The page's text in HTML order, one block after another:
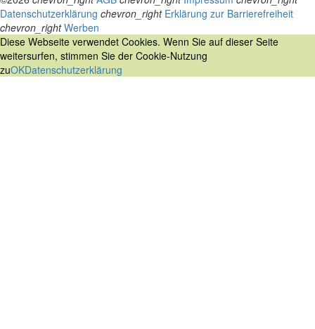
Datenschutzerklärung chevron_right Erklärung zur Barrierefreiheit
chevron_right Werben
Diese Webseite verwendet Cookies. Wenn Sie auf dieser Seite
weitersurfen, stimmen Sie der Cookie-Nutzung
zuOKDatenschutzerklärung